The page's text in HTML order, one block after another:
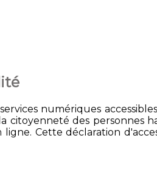
numériques
citoyenneté des personnes
Cette déclaration